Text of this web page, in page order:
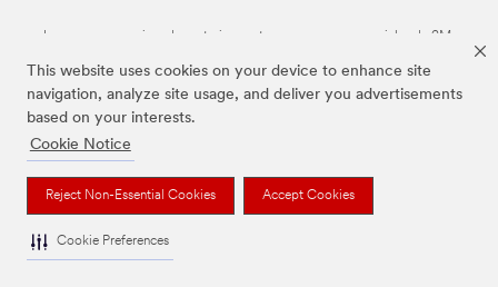
This website uses cookies on your device to enhance site
navigation, analyze site usage, and deliver you advertisements
based on your interests.
Cookie Notice
Reject Non-Essential Cookies Accept Cookies
Cookie Preferences
Las marcas mencionadas anteriormente son marcas comerciales de 3M.